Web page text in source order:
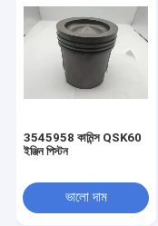
3545958 কামিন্স QSK60
ইঞ্জিন পিস্টন
ভালো দাম